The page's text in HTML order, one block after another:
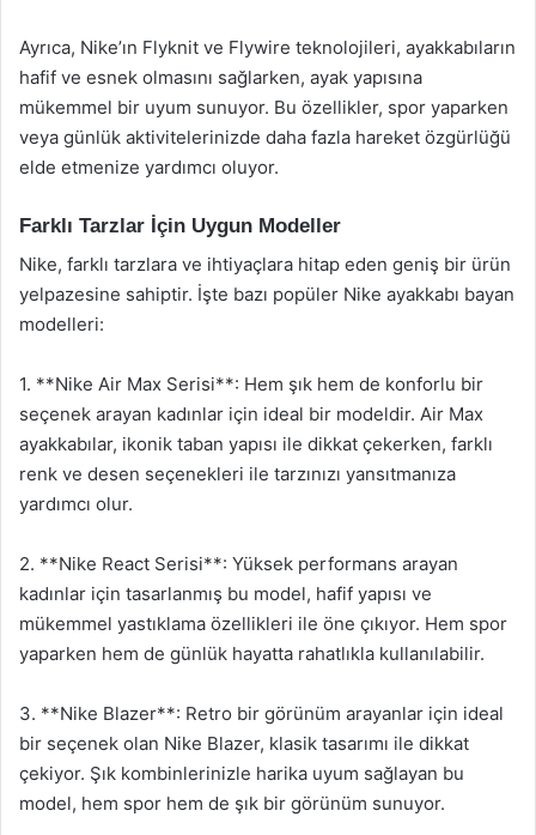
Ayrıca, Nike’ın Flyknit ve Flywire teknolojileri, ayakkabıların
hafif ve esnek olmasını sağlarken, ayak yapısına
mükemmel bir uyum sunuyor. Bu özellikler, spor yaparken
veya günlük aktivitelerinizde daha fazla hareket özgürlüğü
elde etmenize yardımcı oluyor.
Farklı Tarzlar İçin Uygun Modeller
Nike, farklı tarzlara ve ihtiyaçlara hitap eden geniş bir ürün
yelpazesine sahiptir. İşte bazı popüler Nike ayakkabı bayan
modelleri:
1. **Nike Air Max Serisi**: Hem şık hem de konforlu bir
seçenek arayan kadınlar için ideal bir modeldir. Air Max
ayakkabılar, ikonik taban yapısı ile dikkat çekerken, farklı
renk ve desen seçenekleri ile tarzınızı yansıtmanıza
yardımcı olur.
2. **Nike React Serisi**: Yüksek performans arayan
kadınlar için tasarlanmış bu model, hafif yapısı ve
mükemmel yastıklama özellikleri ile öne çıkıyor. Hem spor
yaparken hem de günlük hayatta rahatlıkla kullanılabilir.
3. **Nike Blazer**: Retro bir görünüm arayanlar için ideal
bir seçenek olan Nike Blazer, klasik tasarımı ile dikkat
çekiyor. Şık kombinlerinizle harika uyum sağlayan bu
model, hem spor hem de şık bir görünüm sunuyor.